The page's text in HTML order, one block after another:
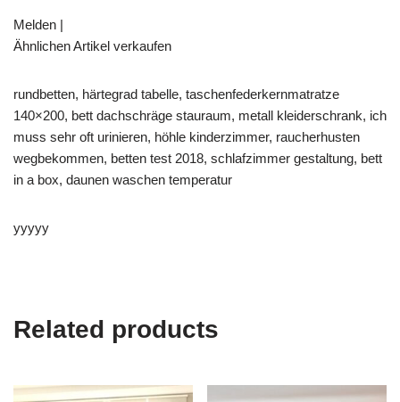
Melden |
Ähnlichen Artikel verkaufen
rundbetten, härtegrad tabelle, taschenfederkernmatratze
140×200, bett dachschräge stauraum, metall kleiderschrank, ich
muss sehr oft urinieren, höhle kinderzimmer, raucherhusten
wegbekommen, betten test 2018, schlafzimmer gestaltung, bett
in a box, daunen waschen temperatur
yyyyy
Related products